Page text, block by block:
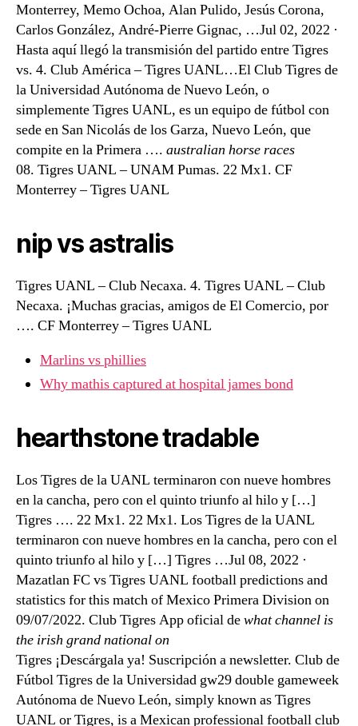
Monterrey, Memo Ochoa, Alan Pulido, Jesús Corona,
Carlos González, André-Pierre Gignac, …Jul 02, 2022 ·
Hasta aquí llegó la transmisión del partido entre Tigres
vs. 4. Club América – Tigres UANL…El Club Tigres de
la Universidad Autónoma de Nuevo León, o
simplemente Tigres UANL, es un equipo de fútbol con
sede en San Nicolás de los Garza, Nuevo León, que
compite en la Primera …. australian horse races
08. Tigres UANL – UNAM Pumas. 22 Mx1. CF
Monterrey – Tigres UANL
nip vs astralis
Tigres UANL – Club Necaxa. 4. Tigres UANL – Club
Necaxa. ¡Muchas gracias, amigos de El Comercio, por
…. CF Monterrey – Tigres UANL
Marlins vs phillies
Why mathis captured at hospital james bond
hearthstone tradable
Los Tigres de la UANL terminaron con nueve hombres
en la cancha, pero con el quinto triunfo al hilo y […]
Tigres …. 22 Mx1. 22 Mx1. Los Tigres de la UANL
terminaron con nueve hombres en la cancha, pero con el
quinto triunfo al hilo y […] Tigres …Jul 08, 2022 ·
Mazatlan FC vs Tigres UANL football predictions and
statistics for this match of Mexico Primera Division on
09/07/2022. Club Tigres App oficial dewhat channel is
the irish grand national on
Tigres ¡Descárgala ya! Suscripción a newsletter. Club de
Fútbol Tigres de la Universidad gw29 double gameweek
Autónoma de Nuevo León, simply known as Tigres
UANL or Tigres, is a Mexican professional football club